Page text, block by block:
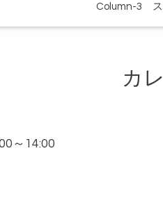
Column-3 ス
カ
～14:00